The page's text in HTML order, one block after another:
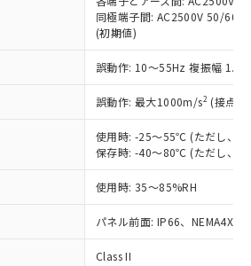
同極端子間: AC2500V 50/
(初期値)
誤動作: 10～55Hz 複振幅
誤動作: 最大1000m/s2 (接点
使用時: -25～55℃ (ただし、氷
保存時: -40～80℃ (ただし、氷
使用時: 35～85%RH
パネル前面: IP66、NEMA4X,
Class II
および標準価格照会結果は、
いる更新日時点での社内デー
き作成されるものであり、閲
時点での実際の在庫および標
は異なる場合があることをご
期状況および標準価格はお客
引先、またはお客様担当のオ
御機器販売店・当社販売員に
制御機器販売店や当社販売拠
販売ネットワーク
」をご確認
および標準価格結果を当社の
することがあります。
1000ppm以下、ポリ臭化ビフェニル
以下、ポリ臭化ジフェニルエーテル類
以下、フタル酸ビス(2-エチルヘキシ
：DOP) 1000ppm以下、フタル酸ブチ
） 1000ppm以下、フタル酸ジブチル
以下、フタル酸ジイソブチル
。
類の４物質については閾値を超える意
ことを確認しています。
認です。当社販売部門へお問
の基準値 (GB/T26572)：
、 Hg(水銀) : 1000ppm、 Cd(カドミウ
) : 1000ppm、 PBBs(ポリ臭化ビフェ
チル) : 1000ppm、 DIBP(フタル酸ジ
、 BBP(フタル酸ブチルベンジ
ス(2-エチルヘキシル)) : 1000ppm
用期限
び外国貿易法に定める商品
規制貨物等」という）を輸出
外への提供する場合は、日本
輸出許可(または役務取引許
得するなどの必要な手続きを
制貨物を破棄する場合は、完
するなど、違法に輸出されな
要な手段を講じます。
社製品を、核兵器、ミサイ
兵器、生物兵器またはその他
にこれらの製造装置等に一切
貴社製品を第三者に販売する
定数以上の在庫あり
定数には満たないが在庫あり
庫なし(最新の在庫状況につ
ては、お客様のお取引先、ま
はお客様担当のオムロン制御
販売店・当社販売員にご確